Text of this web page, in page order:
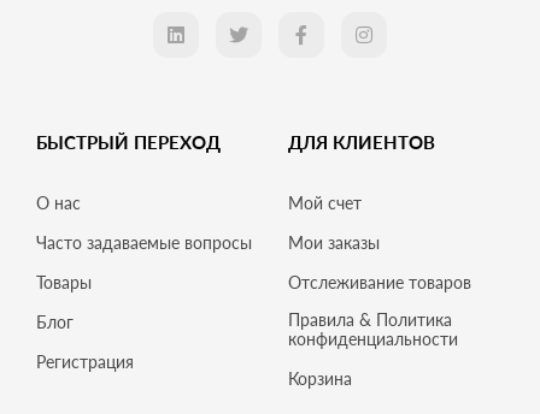
БЫСТРЫЙ ПЕРЕХОД
О нас
Часто задаваемые вопросы
Товары
Блог
Регистрация
ДЛЯ КЛИЕНТОВ
Мой счет
Мои заказы
Отслеживание товаров
Правила & Политика
конфиденциальности
Корзина